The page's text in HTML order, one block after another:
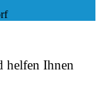
helfen Ihnen